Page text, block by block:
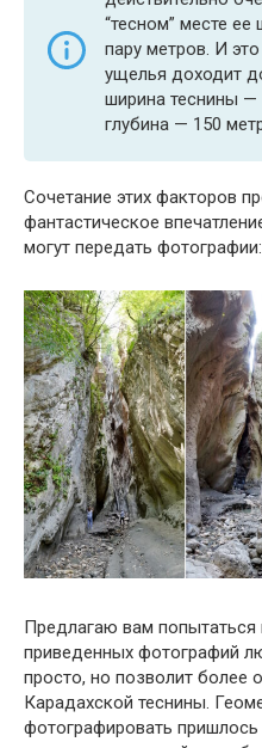
“тесном” месте ее
пару метров. И
ущелья доходит
ширина теснины —
глубина — 150
Сочетание этих факторов
фантастическое
могут передать фотографии:
Предлагаю вам попытаться
приведенных фотографий
просто, но позволит более
Карадахской теснины.
фотографировать